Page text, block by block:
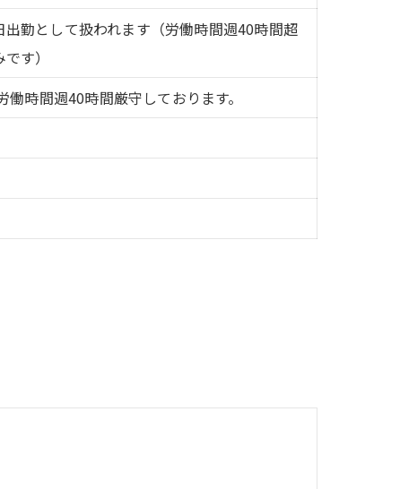
勤として扱われます（労働時間週40時間超
す）
時間週40時間厳守しております。